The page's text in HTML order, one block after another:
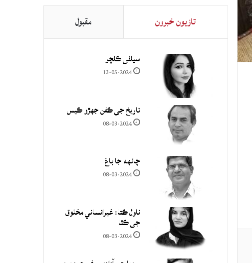
تازيون خبرون مقبول
سيلفي ڪلچر
13-05-2024
تاريخ جي ڪفن جھڙو ڪيس
08-03-2024
چانهه جا باغ
08-03-2024
ناول ڪتا: غيرانساني مخلوق
جي ڪٿا
08-03-2024